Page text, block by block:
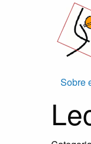
Skip to main content
Sobre